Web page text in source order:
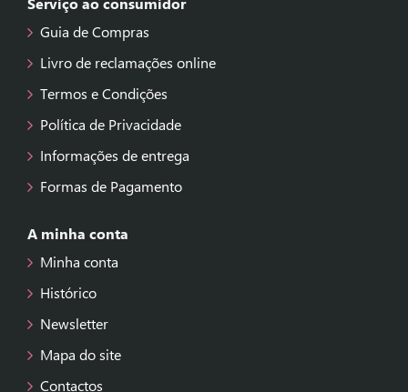
Guia de Compras
Livro de reclamações online
Termos e Condições
Política de Privacidade
Informações de entrega
Formas de Pagamento
A minha conta
Minha conta
Histórico
Newsletter
Mapa do site
Contactos